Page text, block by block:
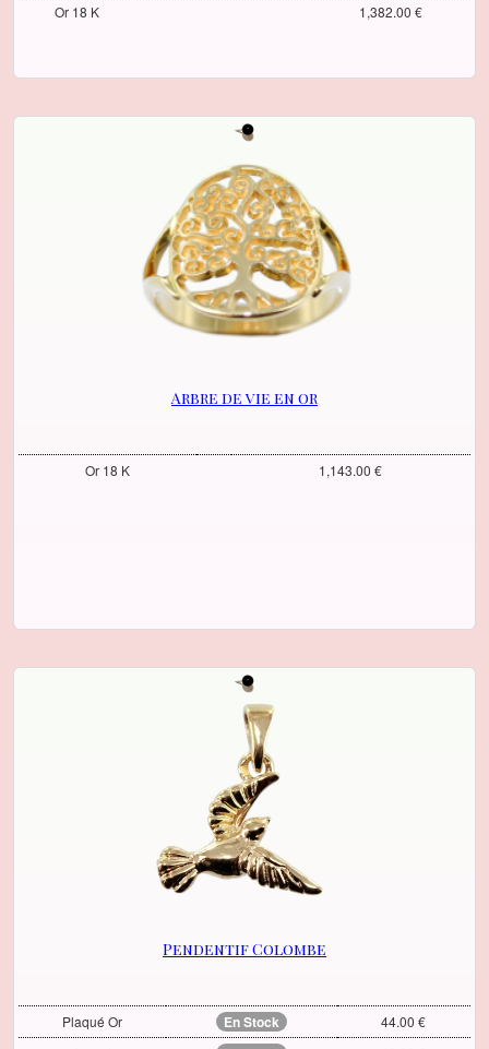
Or 18 K
1,382.00 €
Arbre de vie en or
Or 18 K 1,143.00 €
Pendentif Colombe
Plaqué Or En Stock
44.00 €